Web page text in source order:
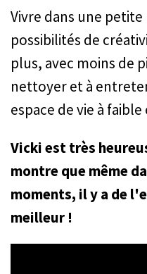
Vivre dans une
possibilités de
plus, avec moins de
nettoyer et à
espace de vie à
Vicki est très
montre que même
moments, il y a de
meilleur !